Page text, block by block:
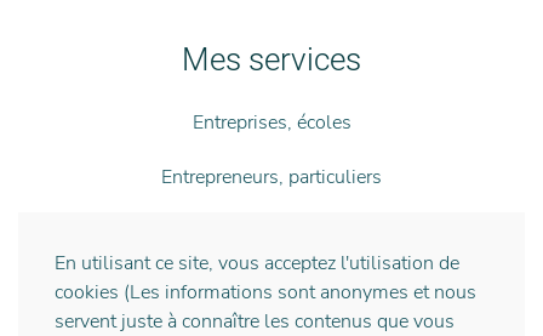
Mes services
Entreprises, écoles
Entrepreneurs, particuliers
Formations
En utilisant ce site, vous acceptez l'utilisation de
cookies (Les informations sont anonymes et nous
servent juste à connaître les contenus que vous